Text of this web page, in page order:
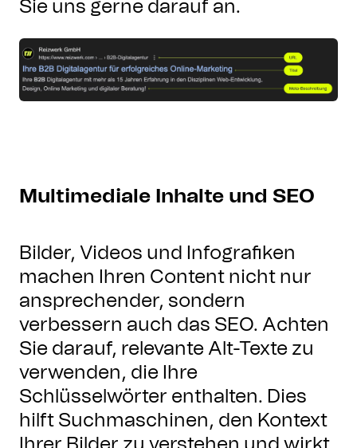
Sie uns gerne darauf an.
Multimediale Inhalte und SEO
Bilder, Videos und Infografiken
machen Ihren Content nicht nur
ansprechender, sondern
verbessern auch das SEO. Achten
Sie darauf, relevante Alt-Texte zu
verwenden, die Ihre
Schlüsselwörter enthalten. Dies
hilft Suchmaschinen, den Kontext